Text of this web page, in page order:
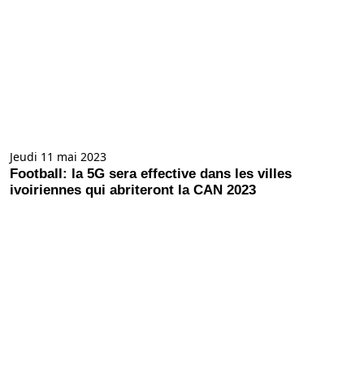
Jeudi 11 mai 2023
Football: la 5G sera effective dans les villes
ivoiriennes qui abriteront la CAN 2023